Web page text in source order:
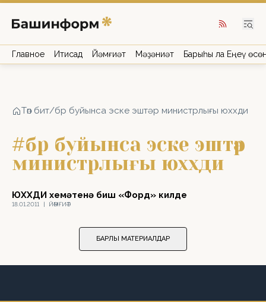
Главное Иҡтисад Йәмғиәт Мәҙәниәт Барыһы ла Еңеү
Төп бит/бр буйынса эске эштәр министрлығы юххди
#бр буйынса эске эштәр
министрлығы юххди
18.01.2011 | ЙӘМҒИӘТ
ЮХХДИ хеҙмәтенә биш «Форд» килде
БАРЛЫҠ МАТЕРИАЛДАР